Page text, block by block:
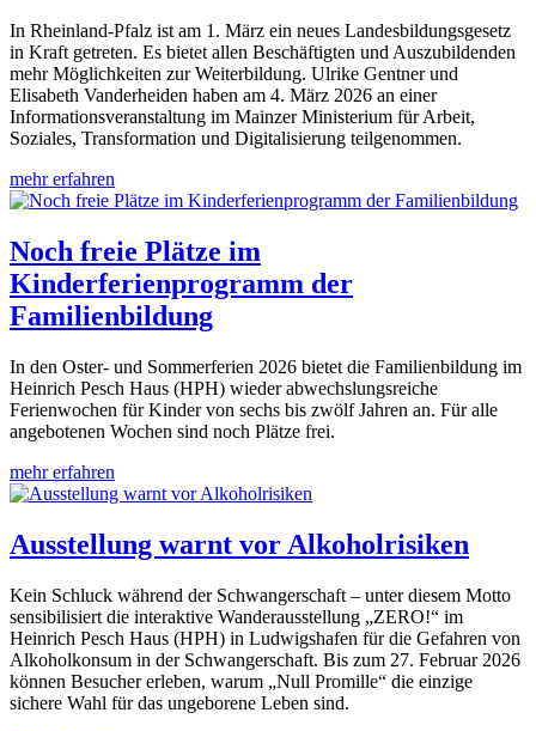
In Rheinland-Pfalz ist am 1. März ein neues Landesbildungsgesetz
in Kraft getreten. Es bietet allen Beschäftigten und Auszubildenden
mehr Möglichkeiten zur Weiterbildung. Ulrike Gentner und
Elisabeth Vanderheiden haben am 4. März 2026 an einer
Informationsveranstaltung im Mainzer Ministerium für Arbeit,
Soziales, Transformation und Digitalisierung teilgenommen.
mehr erfahren
Noch freie Plätze im
Kinderferienprogramm der
Familienbildung
In den Oster- und Sommerferien 2026 bietet die Familienbildung im
Heinrich Pesch Haus (HPH) wieder abwechslungsreiche
Ferienwochen für Kinder von sechs bis zwölf Jahren an. Für alle
angebotenen Wochen sind noch Plätze frei.
mehr erfahren
Ausstellung warnt vor Alkoholrisiken
Kein Schluck während der Schwangerschaft – unter diesem Motto
sensibilisiert die interaktive Wanderausstellung „ZERO!“ im
Heinrich Pesch Haus (HPH) in Ludwigshafen für die Gefahren von
Alkoholkonsum in der Schwangerschaft. Bis zum 27. Februar 2026
können Besucher erleben, warum „Null Promille“ die einzige
sichere Wahl für das ungeborene Leben sind.